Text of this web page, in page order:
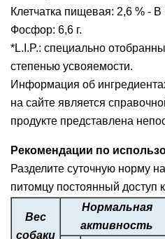
Клетчатка пищевая: 2,6 % - В
Фосфор: 6,6 г.
*L.I.P.: специально
степенью усвояемости.
Информация об
на сайте является
продукте представлена
Рекомендации по
Разделите суточную норму
питомцу постоянный доступ
Вес
собаки
Нормальная
активность